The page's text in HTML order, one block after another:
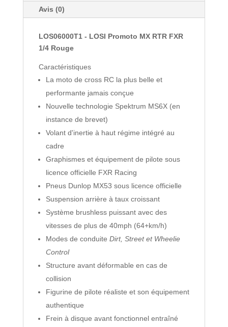
IMAXAvis (0)
LOS06000T1 - LOSI Promoto MX RTR FXR
1/4 Rouge
Caractéristiques
La moto de cross RC la plus belle et
performante jamais conçue
Nouvelle technologie Spektrum MS6X (en
instance de brevet)
Volant d'inertie à haut régime intégré au
cadre
Graphismes et équipement de pilote sous
licence officielle FXR Racing
Pneus Dunlop MX53 sous licence officielle
Suspension arrière à taux croissant
Système brushless puissant avec des
vitesses de plus de 40mph (64+km/h)
Modes de conduite Dirt, Street et Wheelie
Control
Structure avant déformable en cas de
collision
Figurine de pilote réaliste et son équipement
authentique
Frein à disque avant fonctionnel entraîné